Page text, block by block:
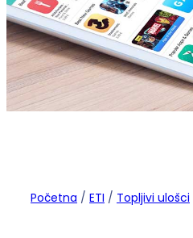
Početna / ETI / Topljivi ulošci